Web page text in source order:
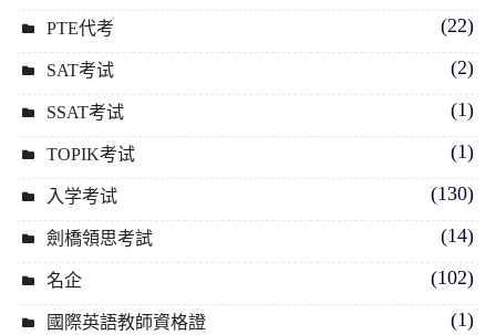
PTE代考 (22)
SAT考试 (2)
SSAT考试 (1)
TOPIK考试 (1)
入学考试 (130)
劍橋領思考試 (14)
名企 (102)
國際英語教師資格證 (1)